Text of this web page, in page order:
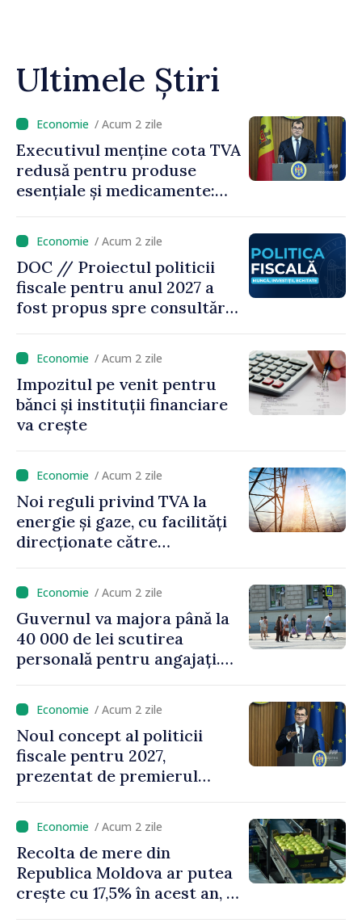
Ultimele Știri
/ Acum 2 zile
Executivul menține cota TVA
redusă pentru produse
esențiale și medicamente:
pe seama consumului de
bază al oamenilor”
/ Acum 2 zile
DOC // Proiectul politicii
fiscale pentru anul 2027 a
fost propus spre consultări
/ Acum 2 zile
Impozitul pe venit pentru
bănci și instituții financiare
va crește
/ Acum 2 zile
Noi reguli privind TVA la
energie și gaze, cu facilități
direcționate către
/ Acum 2 zile
Guvernul va majora până la
40 000 de lei scutirea
personală pentru angajați.
de milioane de lei îi lăsăm
oamenilor”/ Acum 2 zile
Noul concept al politicii
fiscale pentru 2027,
prezentat de premierul
puțin munca, stimulăm
investițiile, taxăm viciile și
echilibrăm taxarea
consumului”
/ Acum 2 zile
Recolta de mere din
Republica Moldova ar putea
crește cu 17,5% în acest an, în